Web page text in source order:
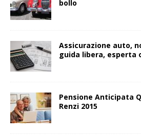
bollo
Assicurazione auto,
guida libera, esperta
Pensione Anticipata
Renzi 2015